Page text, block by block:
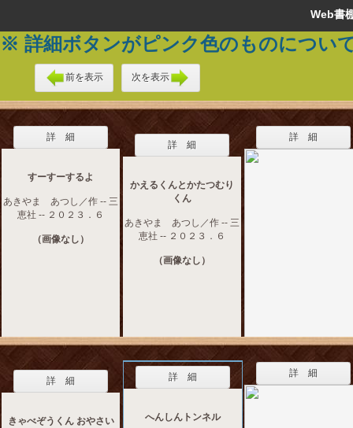
Web
※ 詳細ボタンがピンク色のものについ
前を表示 次を表示
詳 細
すーすーするよ
あきやま あつし／作 -- 三
恵社 -- ２０２３．６
（画像なし）
詳 細
かえるくんとかたつむり
くん
あきやま あつし／作 -- 三
恵社 -- ２０２３．６
（画像なし）
詳 細
詳 細
きゃべぞうくん おやさい
詳 細
へんしんトンネル
詳 細